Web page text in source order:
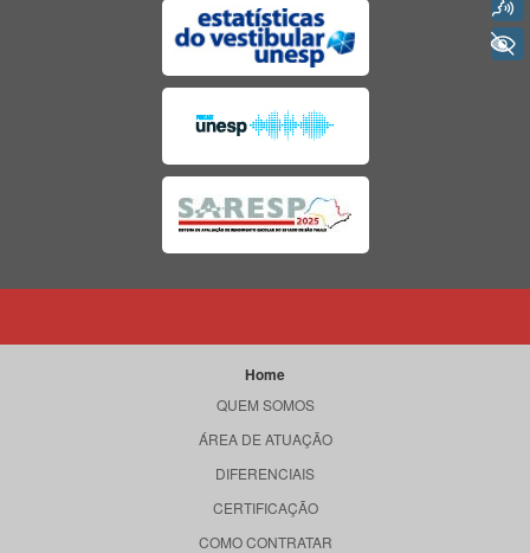
Home
QUEM SOMOS
ÁREA DE ATUAÇÃO
DIFERENCIAIS
CERTIFICAÇÃO
COMO CONTRATAR
+ Acessibilidade